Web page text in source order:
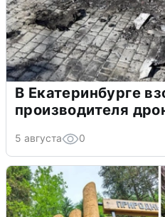
В Екатеринбурге
производителя
5 августа 0